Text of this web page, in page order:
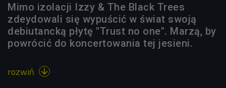
Mimo izolacji Izzy & The Black Trees
zdeydowali się wypuścić w świat swoją
debiutancką płytę "Trust no one". Marzą, by
powrócić do koncertowania tej jesieni.
rozwiń 